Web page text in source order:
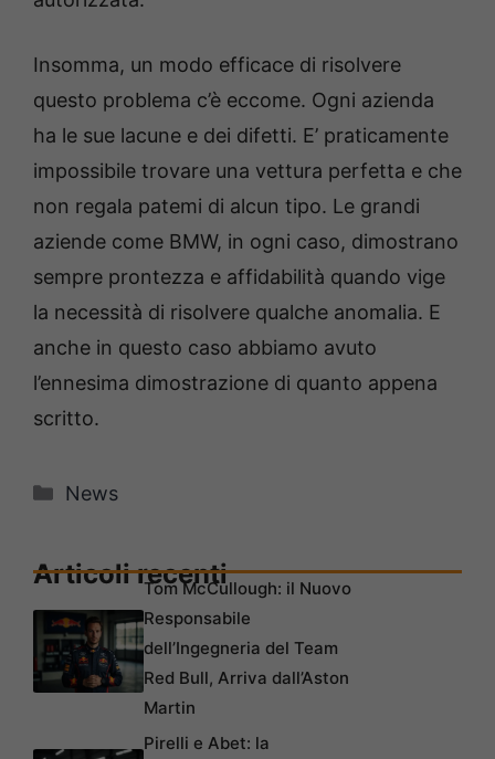
Insomma, un modo efficace di risolvere
questo problema c’è eccome. Ogni azienda
ha le sue lacune e dei difetti. E’ praticamente
impossibile trovare una vettura perfetta e che
non regala patemi di alcun tipo. Le grandi
aziende come BMW, in ogni caso, dimostrano
sempre prontezza e affidabilità quando vige
la necessità di risolvere qualche anomalia. E
anche in questo caso abbiamo avuto
l’ennesima dimostrazione di quanto appena
scritto.
Categorie
News
Articoli recentiTom McCullough: il Nuovo
Responsabile
dell’Ingegneria del Team
Red Bull, Arriva dall’Aston
Martin
Pirelli e Abet: la